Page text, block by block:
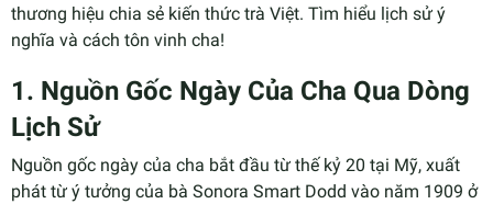
thương hiệu chia sẻ kiến thức trà Việt. Tìm hiểu lịch sử ý
nghĩa và cách tôn vinh cha!
1. Nguồn Gốc Ngày Của Cha Qua Dòng
Lịch Sử
Nguồn gốc ngày của cha bắt đầu từ thế kỷ 20 tại Mỹ, xuất
phát từ ý tưởng của bà Sonora Smart Dodd vào năm 1909 ở